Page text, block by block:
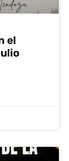
el